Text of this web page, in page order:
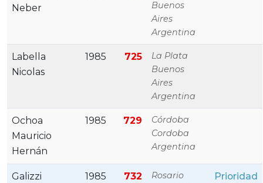
Neber
Buenos
Aires
Argentina
Labella
Nicolas
1985 725
La Plata
Buenos
Aires
Argentina
Ochoa
Mauricio
Hernán
1985 729
Córdoba
Cordoba
Argentina
Galizzi
1985 732
Rosario
Prioridad